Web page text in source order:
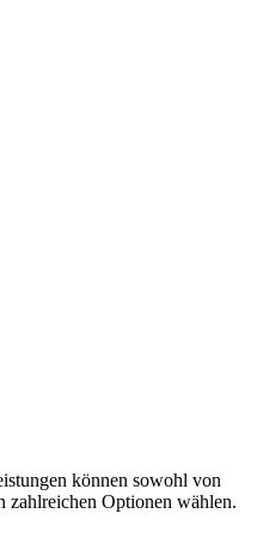
können sowohl von
zahlreichen Optionen wählen.